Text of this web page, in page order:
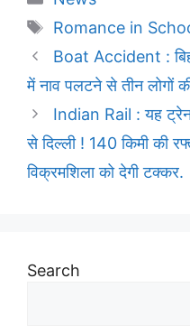
Tags
Romance in
Boat Accident :
में नाव पलटने से तीन लोगों
Indian Rail : यह ट्रेन
से दिल्ली ! 140 किमी की
विक्रमशिला को देगी टक्कर.
Search